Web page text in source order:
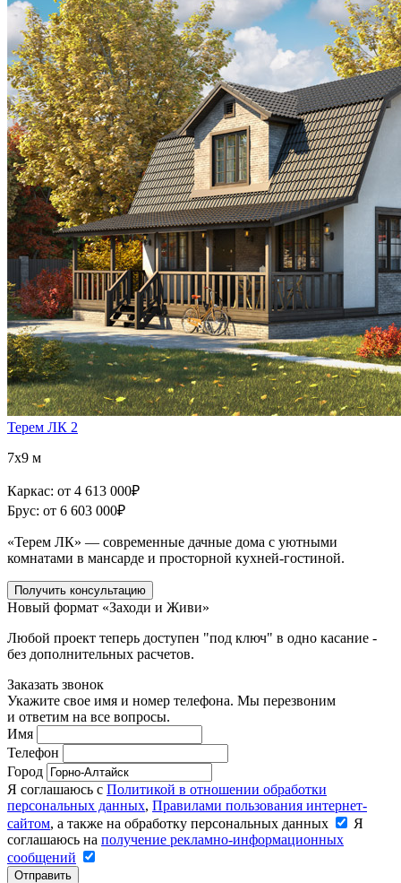
Терем ЛК 2
7x9 м
Каркас: от 4 613 000₽
Брус: от 6 603 000₽
«Терем ЛК» — современные дачные дома с уютными
комнатами в мансарде и просторной кухней-гостиной.
Получить консультацию
Новый формат «Заходи и Живи»
Любой проект теперь доступен "под ключ" в одно касание -
без дополнительных расчетов.
Заказать звонок
Укажите свое имя и номер телефона. Мы перезвоним
и ответим на все вопросы.
Имя
Телефон
Город
Я соглашаюсь с Политикой в отношении обработки
персональных данных, Правилами пользования интернет-
сайтом, а также на обработку персональных данных
Я
соглашаюсь на получение рекламно-информационных
сообщений
Отправить